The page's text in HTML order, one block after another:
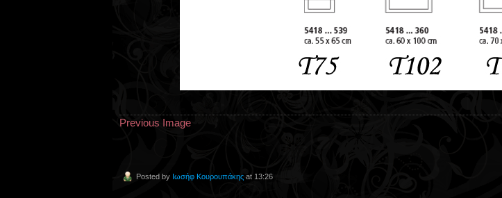
Previous Image
Posted by Ιωσήφ Κουρουπάκης at 13:26